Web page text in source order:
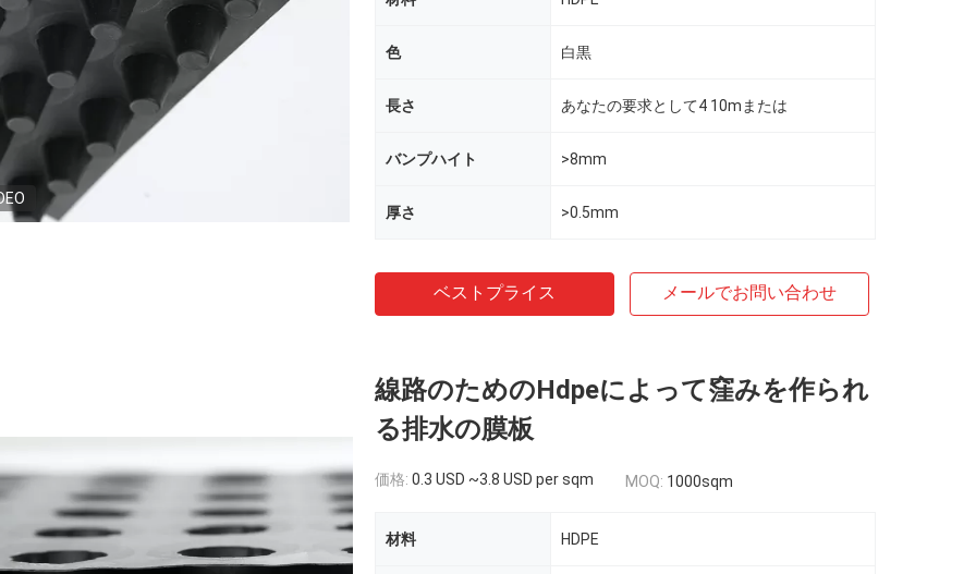
色 白黒
長さ あなたの要求として4 10mまたは
バンプハイト >8mm
厚さ >0.5mm
ベストプライス メールでお問い合わせ
線路のためのHdpeによって窪みを作られ
る排水の膜板
価格: 0.3 USD ~3.8 USD per sqm MOQ: 1000sqm
材料 HDPE